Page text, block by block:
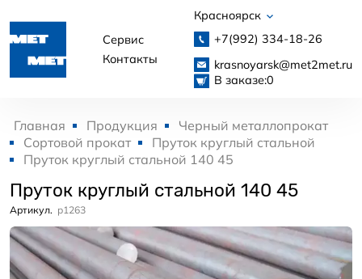
Сервис
Контакты
Красноярск
+7(992) 334-18-26
krasnoyarsk@met2met.ru
В заказе:0
Главная Продукция
Черный металлопрокат
Сортовой прокат
Пруток круглый стальной
Пруток круглый стальной 140 45
Пруток круглый стальной 140 45
Артикул. p1263